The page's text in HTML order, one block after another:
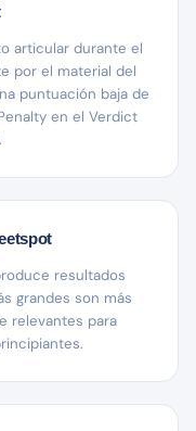
articular durante el
por el material del
puntuación baja de
en el Verdict
resultados
grandes son más
relevantes para